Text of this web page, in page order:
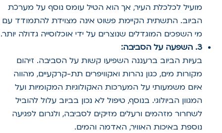
מועיל לכלכלת העיר, אך הוא הטיל עומס נוסף על מערכת
הביוב. התשתית הקיימת פשוט אינה מצוידת להתמודד עם
מי השפכים המוגדלים שנוצרים על ידי אוכלוסייה גדולה יותר.
3. השפעה על הסביבה:
בעיות הביוב ברעננה השפיעו קשות על הסביבה. זיהום
מקורות מים, כגון נהרות ואקוויפרים תת-קרקעיים, מהווה
איום משמעותי על המערכות האקולוגיות המקומיות ועל
המגוון הביולוגי. בנוסף, טיפול לא נכון בביוב עלול להוביל
לשחרור מזהמים ורעלים מזיקים לסביבה, ולגרום לפגיעה
נוספת באיכות האוויר, האדמה והמים.